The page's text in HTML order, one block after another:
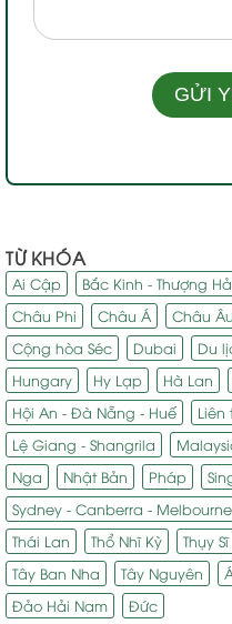
TỪ KHÓA
Ai Cập Bắc Kinh - Thượng
Châu Phi
Châu Á Châu Âu
Cộng hòa Séc
Dubai Du
Hungary
Hy Lạp Hà Lan
Hội An - Đà Nẵng - Huế
Lệ Giang - Shangrila
Nga
Nhật Bản Pháp
Sydney - Canberra - Melbourne
Thái Lan
Thổ Nhĩ Kỳ Thụy Sĩ
Tây Ban Nha
Tây Nguyên
Đảo Hải Nam
Đức